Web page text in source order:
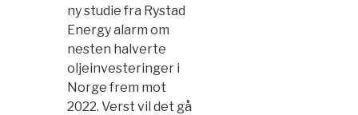
ny studie fra Rystad
Energy alarm om
nesten halverte
oljeinvesteringer i
Norge frem mot
2022. Verst vil det gå